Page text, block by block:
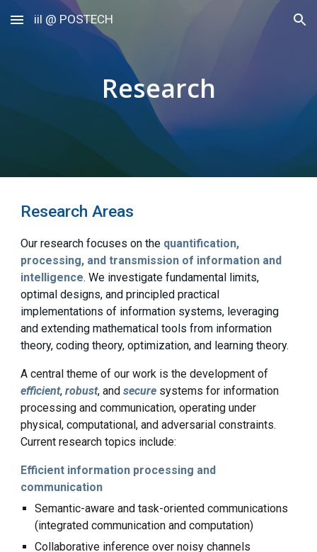
Skip to main content Skip to navigation
iil @ POSTECH
Research
Research Areas
Our research focuses onthe quantification,
processing, and transmission of information and
intelligence. We investigate fundamental limits,
optimal designs, and principled practical
implementations of information systems, leveraging
and extending mathematical tools from information
theory, coding theory, optimization, and learning theory.
A central theme of our work is the development of
efficient,robust, andsecure systems for information
processingand communication, operating under
physical, computational, and adversarial constraints.
Current research topics include:
Efficient information processing and
communication
Semantic-aware and task-oriented communications
(integrated communication and computation)
Collaborative inference over noisy channels